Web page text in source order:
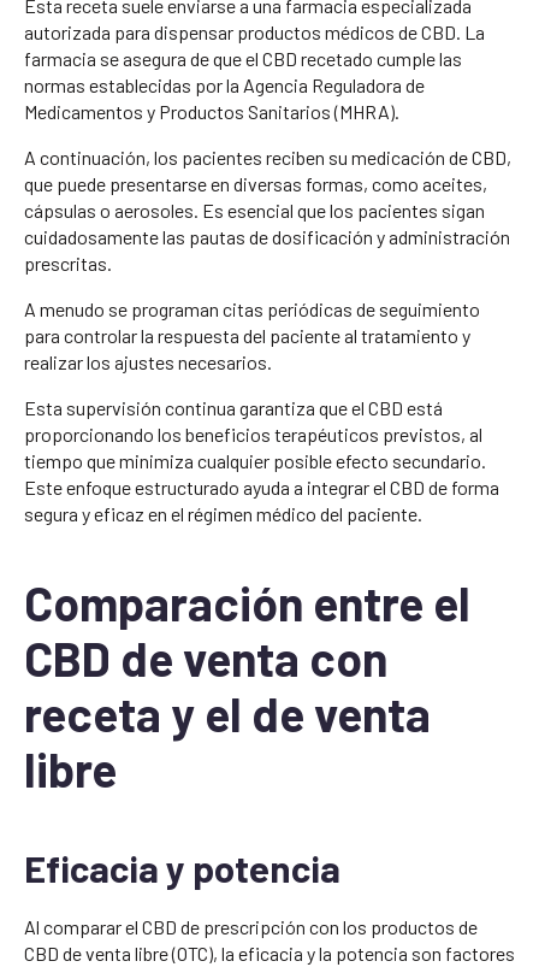
Esta receta suele enviarse a una farmacia especializada
autorizada para dispensar productos médicos de CBD. La
farmacia se asegura de que el CBD recetado cumple las
normas establecidas por la Agencia Reguladora de
Medicamentos y Productos Sanitarios (MHRA).
A continuación, los pacientes reciben su medicación de CBD,
que puede presentarse en diversas formas, como aceites,
cápsulas o aerosoles. Es esencial que los pacientes sigan
cuidadosamente las pautas de dosificación y administración
prescritas.
A menudo se programan citas periódicas de seguimiento
para controlar la respuesta del paciente al tratamiento y
realizar los ajustes necesarios.
Esta supervisión continua garantiza que el CBD está
proporcionando los beneficios terapéuticos previstos, al
tiempo que minimiza cualquier posible efecto secundario.
Este enfoque estructurado ayuda a integrar el CBD de forma
segura y eficaz en el régimen médico del paciente.
Comparación entre el
CBD de venta con
receta y el de venta
libre
Eficacia y potencia
Al comparar el CBD de prescripción con los productos de
CBD de venta libre (OTC), la eficacia y la potencia son factores